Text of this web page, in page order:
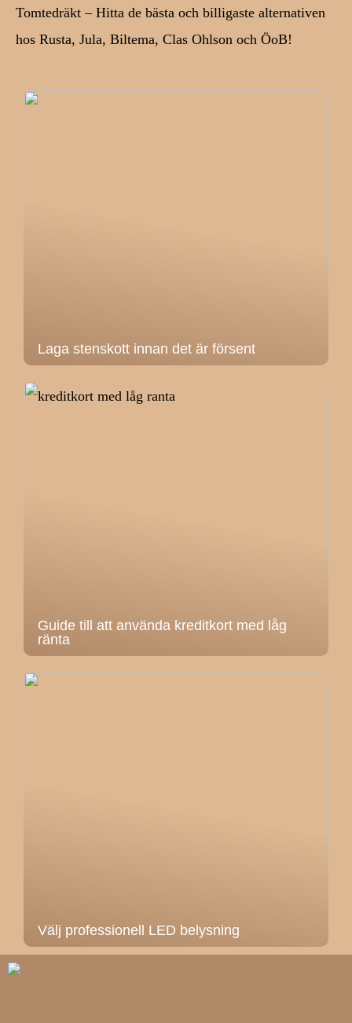
Tomtedräkt – Hitta de bästa och billigaste alternativen
hos Rusta, Jula, Biltema, Clas Ohlson och ÖoB!
Laga stenskott innan det är försent
Guide till att använda kreditkort med låg
ränta
Välj professionell LED belysning